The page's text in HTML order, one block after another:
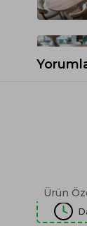
Spor
Gri
Büro
Ürün